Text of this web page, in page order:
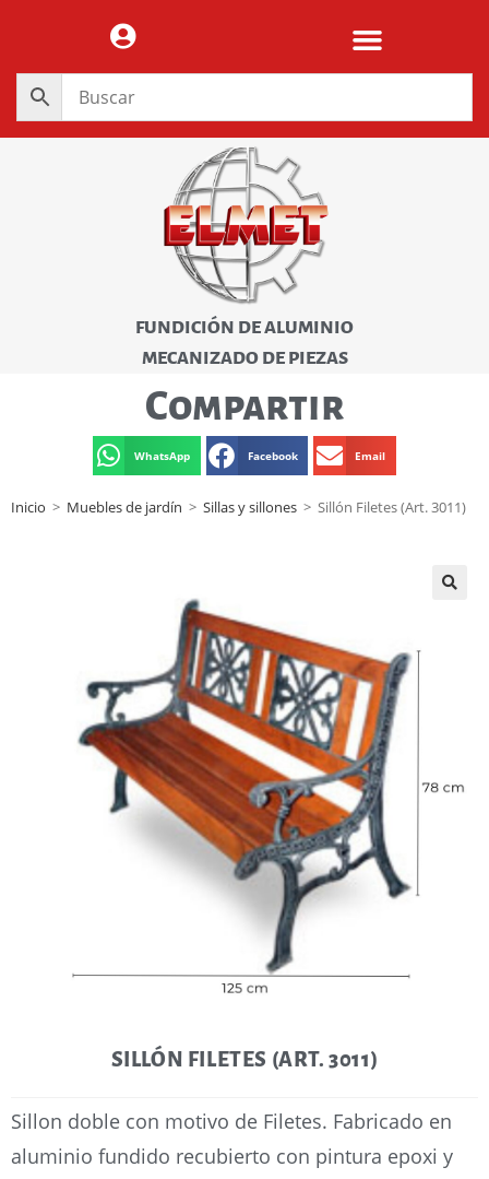
FUNDICIÓN DE ALUMINIO
MECANIZADO DE PIEZAS
Compartir
WhatsApp Facebook Email
Inicio > Muebles de jardín > Sillas y sillones > Sillón Filetes (Art. 3011)
SILLÓN FILETES (ART. 3011)
Sillon doble con motivo de Filetes. Fabricado en
aluminio fundido recubierto con pintura epoxi y